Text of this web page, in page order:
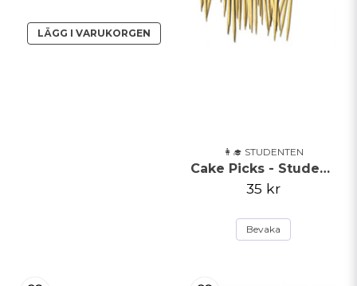
LÄGG I VARUKORGEN
👩‍🎓 STUDENTEN
Cake Picks - Studentmössa
35 kr
Bevaka
Skicka fråga